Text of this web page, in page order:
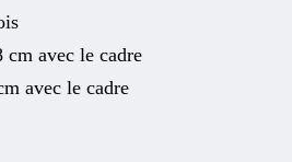
cm avec le cadre
avec le cadre